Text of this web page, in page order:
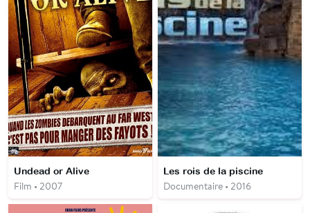
Undead or Alive
Film • 2007
Les rois de la piscine
Documentaire • 2016